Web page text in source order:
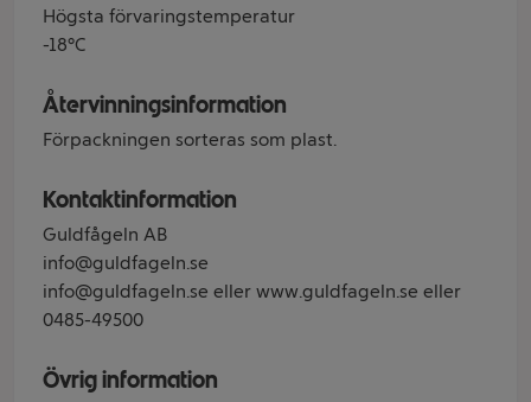
Högsta förvaringstemperatur
-18°C
Återvinningsinformation
Förpackningen sorteras som plast.
Kontaktinformation
Guldfågeln AB
info@guldfageln.se
info@guldfageln.se eller www.guldfageln.se eller
0485-49500
Övrig information